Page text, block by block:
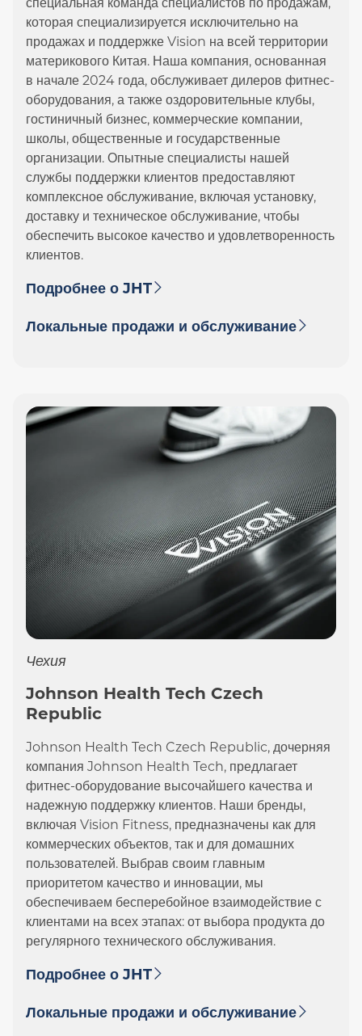
специальная команда специалистов по продажам,
которая специализируется исключительно на
продажах и поддержке Vision на всей территории
материкового Китая. Наша компания, основанная
в начале 2024 года, обслуживает дилеров фитнес-
оборудования, а также оздоровительные клубы,
гостиничный бизнес, коммерческие компании,
школы, общественные и государственные
организации. Опытные специалисты нашей
службы поддержки клиентов предоставляют
комплексное обслуживание, включая установку,
доставку и техническое обслуживание, чтобы
обеспечить высокое качество и удовлетворенность
клиентов.
Подробнее о JHT
Локальные продажи и обслуживание
Чехия
Johnson Health Tech Czech
Republic
Johnson Health Tech Czech Republic, дочерняя
компания Johnson Health Tech, предлагает
фитнес-оборудование высочайшего качества и
надежную поддержку клиентов. Наши бренды,
включая Vision Fitness, предназначены как для
коммерческих объектов, так и для домашних
пользователей. Выбрав своим главным
приоритетом качество и инновации, мы
обеспечиваем бесперебойное взаимодействие с
клиентами на всех этапах: от выбора продукта до
регулярного технического обслуживания.
Подробнее о JHT
Локальные продажи и обслуживание